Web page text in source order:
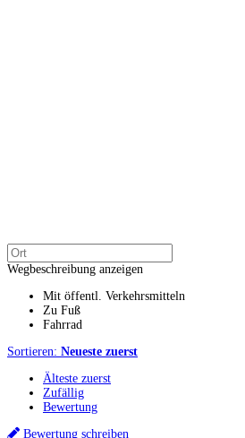
Wegbeschreibung anzeigen
Mit öffentl. Verkehrsmitteln
Zu Fuß
Fahrrad
Sortieren: Neueste zuerst
Älteste zuerst
Zufällig
Bewertung
Bewertung schreiben